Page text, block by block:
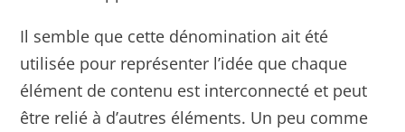
Il semble que cette dénomination ait été
utilisée pour représenter l’idée que chaque
élément de contenu est interconnecté et peut
être relié à d’autres éléments. Un peu comme